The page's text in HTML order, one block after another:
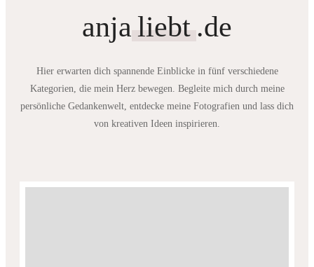
anja liebt .de
Hier erwarten dich spannende Einblicke in fünf verschiedene
Kategorien, die mein Herz bewegen. Begleite mich durch meine
persönliche Gedankenwelt, entdecke meine Fotografien und lass dich
von kreativen Ideen inspirieren.